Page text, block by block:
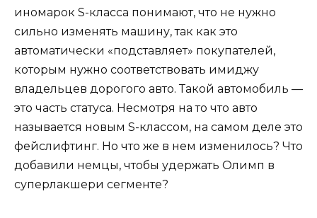
иномарок S-класса понимают, что не нужно
сильно изменять машину, так как это
автоматически «подставляет» покупателей,
которым нужно соответствовать имиджу
владельцев дорогого авто. Такой автомобиль —
это часть статуса. Несмотря на то что авто
называется новым S-классом, на самом деле это
фейслифтинг. Но что же в нем изменилось? Что
добавили немцы, чтобы удержать Олимп в
суперлакшери сегменте?